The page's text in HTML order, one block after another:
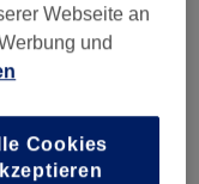
&
(5) ab 35 €
Webseite an
und
Cookies